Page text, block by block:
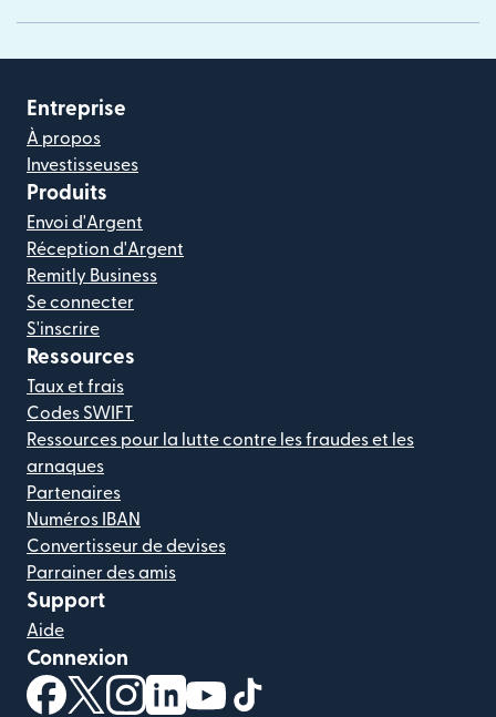
Entreprise
À propos
Investisseuses
Produits
Envoi d'Argent
Réception d'Argent
Remitly Business
Se connecter
S'inscrire
Ressources
Taux et frais
Codes SWIFT
Ressources pour la lutte contre les fraudes et les
arnaques
Partenaires
Numéros IBAN
Convertisseur de devises
Parrainer des amis
Support
Aide
Connexion
(s'ouvre dans une nouvelle fenêtre)
(s'ouvre dans une nouvelle fenêtre)
(s'ouvre dans une nouvelle fenêtre)
(s'ouvre dans une nouvelle fenêtre)
(s'ouvre dans une nouvelle